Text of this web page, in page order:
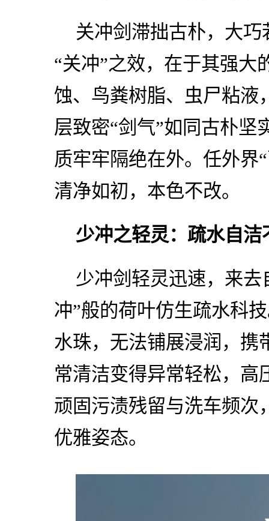
关冲剑滞拙古朴，大
“关冲”之效，在于其强大
蚀、鸟粪树脂、虫尸粘液
层致密“剑气”如同古朴坚
质牢牢隔绝在外。任外界
清净如初，本色不改。
少冲之轻灵：疏水自洁
少冲剑轻灵迅速，来
冲”般的荷叶仿生疏水科
水珠，无法铺展浸润，携
常清洁变得异常轻松，高
顽固污渍残留与洗车频次
优雅姿态。